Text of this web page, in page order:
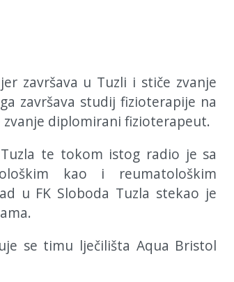
završava u Tuzli i stiče zvanje
završava studij fizioterapije na
diplomirani fizioterapeut.
te tokom istog radio je sa
kao i reumatološkim
u FK Sloboda Tuzla stekao je
se timu lječilišta Aqua Bristol